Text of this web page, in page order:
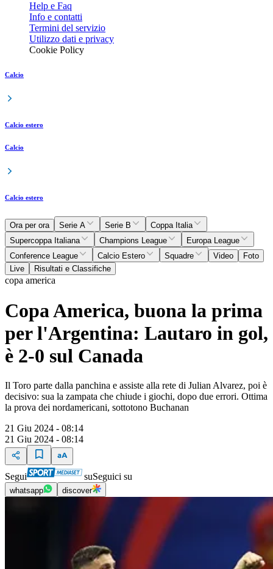
Help e Faq
Info e contatti
Termini del servizio
Utilizzo dati e privacy
Cookie Policy
Calcio
Calcio estero
Calcio
Calcio estero
Ora per ora Serie A Serie B
Coppa Italia
Supercoppa Italiana
Champions League
Europa League
Conference League
Calcio Estero Squadre Video
Foto
Live
Risultati e Classifiche
copa america
Copa America, buona la prima
per l'Argentina: Lautaro in gol,
è 2-0 sul Canada
Il Toro parte dalla panchina e assiste alla rete di Julian Alvarez, poi è
decisivo: sua la zampata che chiude i giochi, dopo due errori. Ottima
la prova dei nordamericani, sottotono Buchanan
21 Giu 2024 - 08:14
21 Giu 2024 - 08:14
Segui suSeguici su
whatsapp discover